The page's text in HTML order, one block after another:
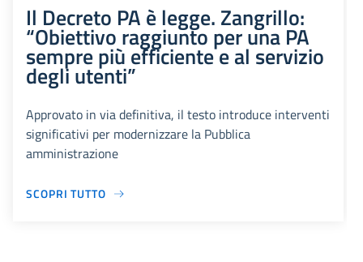
Il Decreto PA è legge. Zangrillo:
“Obiettivo raggiunto per una PA
sempre più efficiente e al servizio
degli utenti”
Approvato in via definitiva, il testo introduce interventi
significativi per modernizzare la Pubblica
amministrazione
SCOPRI TUTTO